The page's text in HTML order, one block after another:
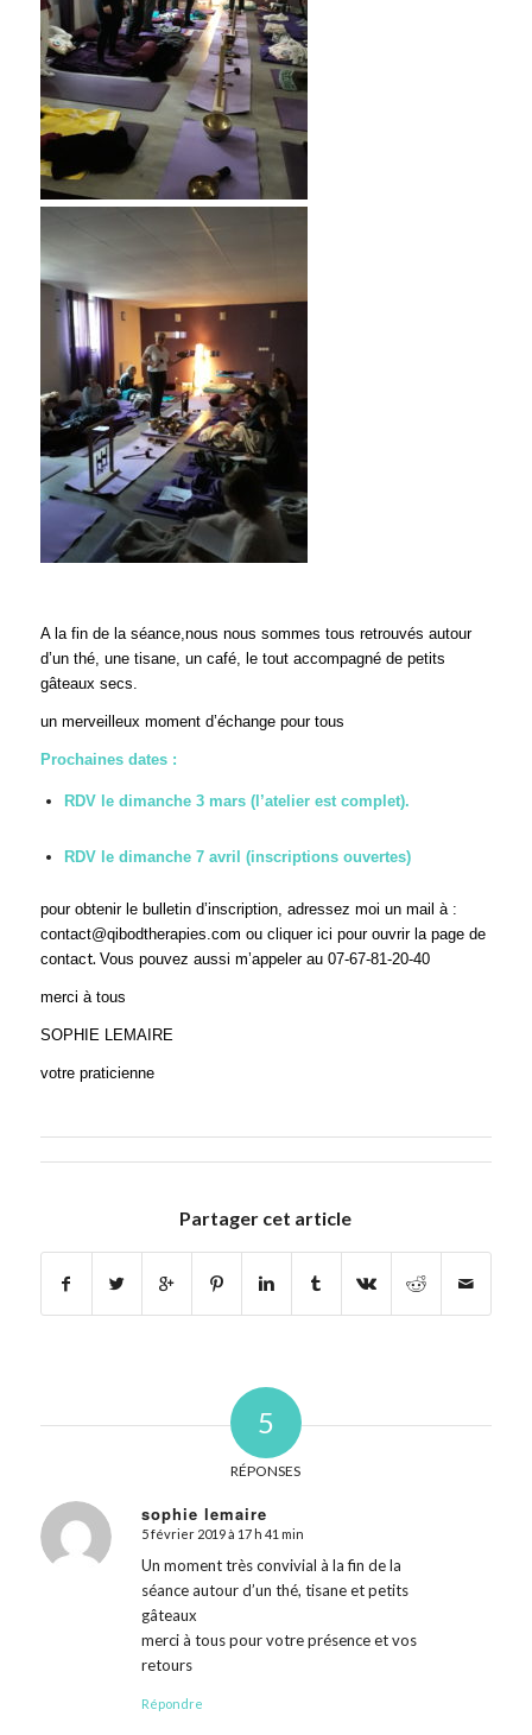
A la fin de la séance,nous nous sommes tous retrouvés autour
d’un thé, une tisane, un café, le tout accompagné de petits
gâteaux secs.
un merveilleux moment d’échange pour tous
Prochaines dates :
RDV le dimanche 3 mars (l’atelier est complet).
RDV le dimanche 7 avril (inscriptions ouvertes)
pour obtenir le bulletin d’inscription, adressez moi un mail à :
contact@qibodtherapies.com ou cliquer ici pour ouvrir la page de
contact. Vous pouvez aussi m’appeler au 07-67-81-20-40
merci à tous
SOPHIE LEMAIRE
votre praticienne
Partager cet article
5
RÉPONSES
sophie lemaire
dit
:
5 février 2019 à 17 h 41 min
Un moment très convivial à la fin de la
séance autour d’un thé, tisane et petits
gâteaux
merci à tous pour votre présence et vos
retours
Répondre